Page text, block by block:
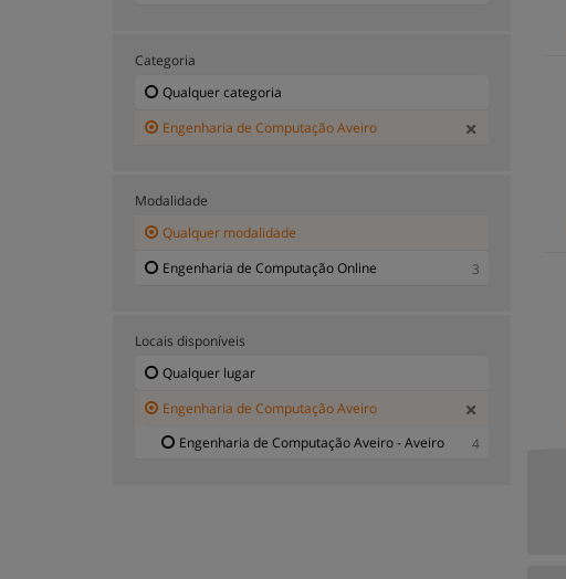
Categoria
Qualquer categoria
Engenharia de Computação Aveiro
Modalidade
Qualquer modalidade
Engenharia de Computação Online
3
Locais disponíveis
Qualquer lugar
Engenharia de Computação Aveiro
Engenharia de Computação Aveiro - Aveiro
4